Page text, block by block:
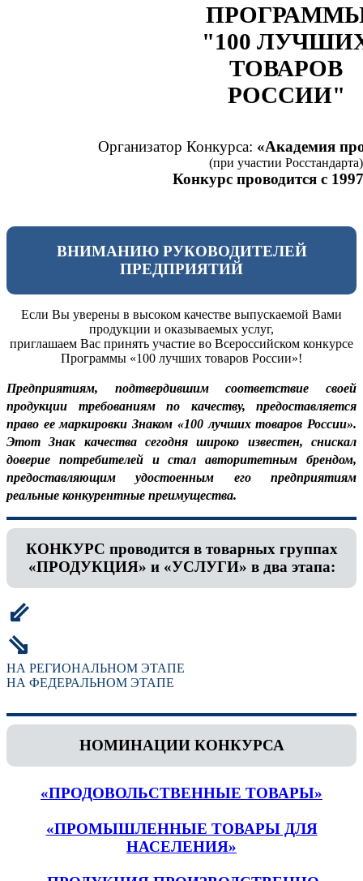
"100
ТОВАРОВ
РОССИИ"
Организатор Конкурса: «Академия
(при участии Росстандарта)
Конкурс проводится с
ВНИМАНИЮ РУКОВОДИТЕЛЕЙ
ПРЕДПРИЯТИЙ
Если Вы уверены в высоком качестве выпускаемой Вами
продукции и оказываемых услуг,
приглашаем Вас принять участие во Всероссийском конкурсе
Программы «100 лучших товаров России»!
Предприятиям, подтвердившим соответствие своей
продукции требованиям по качеству, предоставляется
право ее маркировки Знаком «100 лучших товаров России».
Этот Знак качества сегодня широко известен, снискал
доверие потребителей и стал авторитетным брендом,
предоставляющим удостоенным его предприятиям
реальные конкурентные преимущества.
КОНКУРС проводится в товарных группах
«ПРОДУКЦИЯ» и «УСЛУГИ» в два этапа:
⇙
⇘
НА РЕГИОНАЛЬНОМ ЭТАПЕ
НА ФЕДЕРАЛЬНОМ ЭТАПЕ
НОМИНАЦИИ КОНКУРСА
«ПРОДОВОЛЬСТВЕННЫЕ ТОВАРЫ»
«ПРОМЫШЛЕННЫЕ ТОВАРЫ ДЛЯ
НАСЕЛЕНИЯ»